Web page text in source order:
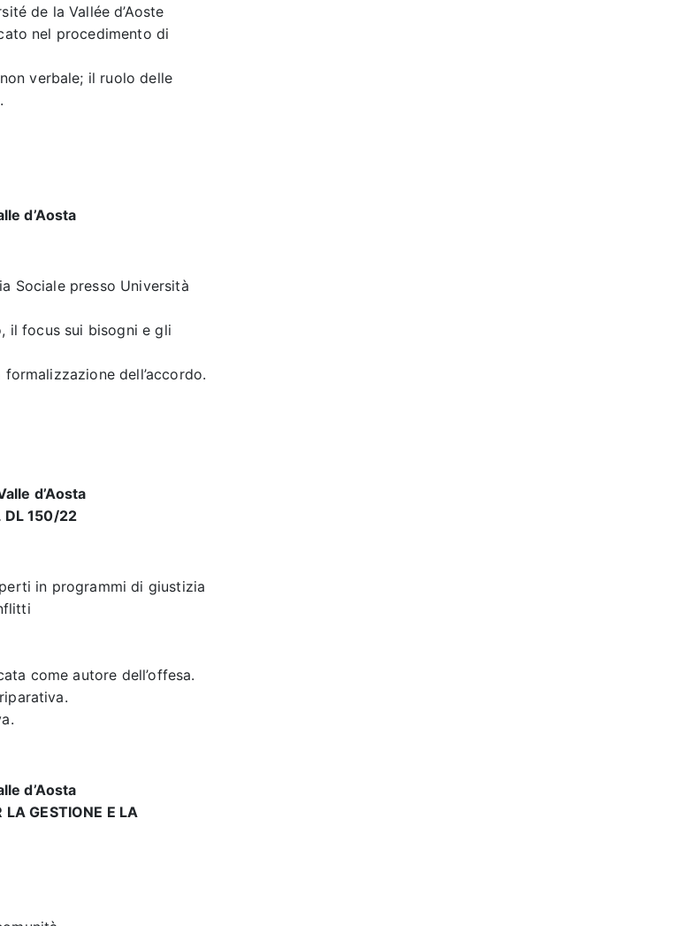
de la Vallée d’Aoste
nel procedimento di
verbale; il ruolo delle
d’Aosta
Sociale presso Università
il focus sui bisogni e gli
dell’accordo.
d’Aosta
DL 150/22
in programmi di giustizia
come autore dell’offesa.
d’Aosta
LA GESTIONE E LA